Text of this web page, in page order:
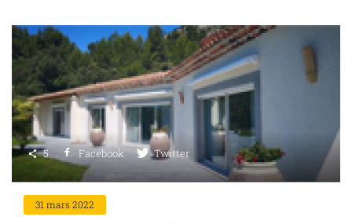
5 Facebook Twitter
31 mars 2022